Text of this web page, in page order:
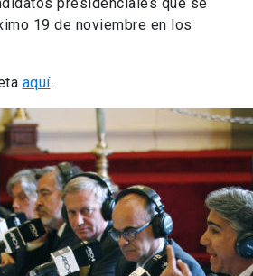
19 de noviembre en los
aquí.